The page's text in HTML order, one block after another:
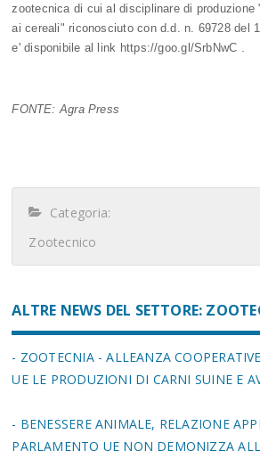
zootecnica di cui al disciplinare di
ai cereali" riconosciuto con d.d. n. 69728 del
e' disponibile al link https://goo.gl/SrbNwC .
FONTE: Agra Press
Categoria:
Zootecnico
ALTRE NEWS DEL SETTORE:
- ZOOTECNIA - ALLEANZA
UE LE PRODUZIONI DI CARNI SUINE E
- BENESSERE ANIMALE, RELAZIONE
PARLAMENTO UE NON DEMONIZZA